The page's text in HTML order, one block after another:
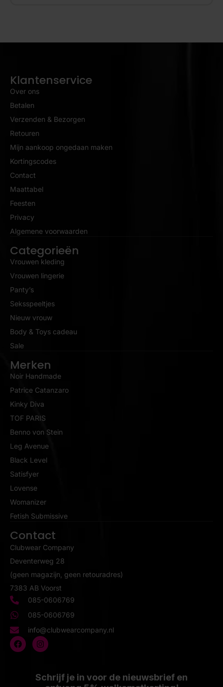
Klantenservice
Over ons
Betalen
Verzenden & Bezorgen
Retouren
Mijn aankoop ongedaan maken
Kortingscodes
Contact
Maattabel
Feesten
Privacy
Algemene voorwaarden
Categorieën
Vrouwen kleding
Vrouwen lingerie
Panty’s
Seksspeeltjes
Nieuw vrouw
Body & Toys cadeau
Sale
Merken
Noir Handmade
Patrice Catanzaro
Kinky Diva
TOF PARIS
Benno von Stein
Leg Avenue
Black Level
Satisfyer
Lovense
Womanizer
Fetish Submissive
Contact
Clubwear Company
Deventerweg 28
(geen magazijn, geen retouradres)
7383 AB Voorst
085-0606769
085-0606769
info@clubwearcompany.nl